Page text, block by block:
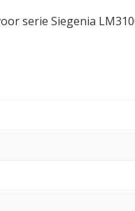
serie Siegenia